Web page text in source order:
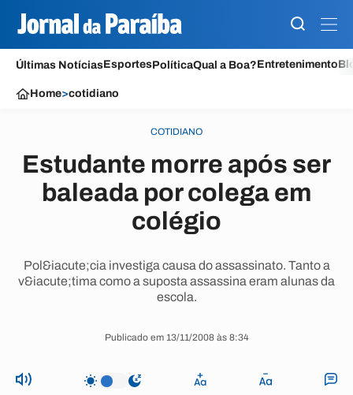
Últimas NotíciasEsportesPolíticaQual a Boa?Entretenimento
Home>cotidiano
COTIDIANO
Estudante morre após ser
baleada por colega em
colégio
Pol&iacute;cia investiga causa do assassinato. Tanto a
v&iacute;tima como a suposta assassina eram alunas da
escola.
Publicado em 13/11/2008 às 8:34